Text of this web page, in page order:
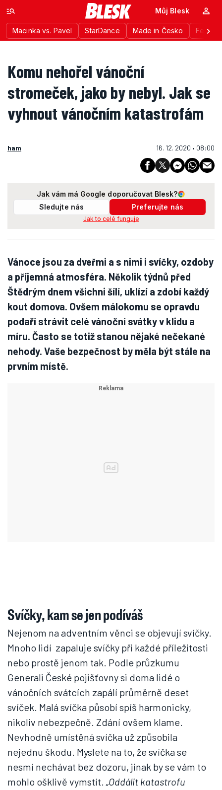
Macinka vs. Pavel StarDance Made in Česko
Můj Blesk
Komu nehořel vánoční
stromeček, jako by nebyl. Jak se
vyhnout vánočním katastrofám
ham 16. 12. 2020 • 08:00
Jak vám má Google doporučovat Blesk?
Sledujte nás
Preferujte nás
Jak to celé funguje
Vánoce jsou za dveřmi a s nimi i svíčky, ozdoby
a příjemná atmosféra. Několik týdnů před
Štědrým dnem všichni šílí, uklízí a zdobí každý
kout domova. Ovšem málokomu se opravdu
podaří strávit celé vánoční svátky v klidu a
míru. Často se totiž stanou nějaké nečekané
nehody. Vaše bezpečnost by měla být stále na
prvním místě.
Svíčky, kam se jen podíváš
Nejenom na adventním věnci se objevují svíčky.
Mnoho lidí zapaluje svíčky při každé příležitosti
nebo prostě jenom tak. Podle průzkumu
Generali České pojišťovny si doma lidé o
vánočních svátcích zapálí průměrně deset
svíček. Malá svíčka působí spíš harmonicky,
nikoliv nebezpečně. Zdání ovšem klame.
Nevhodně umístěná svíčka už způsobila
nejednu škodu. Myslete na to, že svíčka se
nesmí nechávat bez dozoru, jinak by se vám to
mohlo ošklivě vymstít. „Oddálit katastrofu